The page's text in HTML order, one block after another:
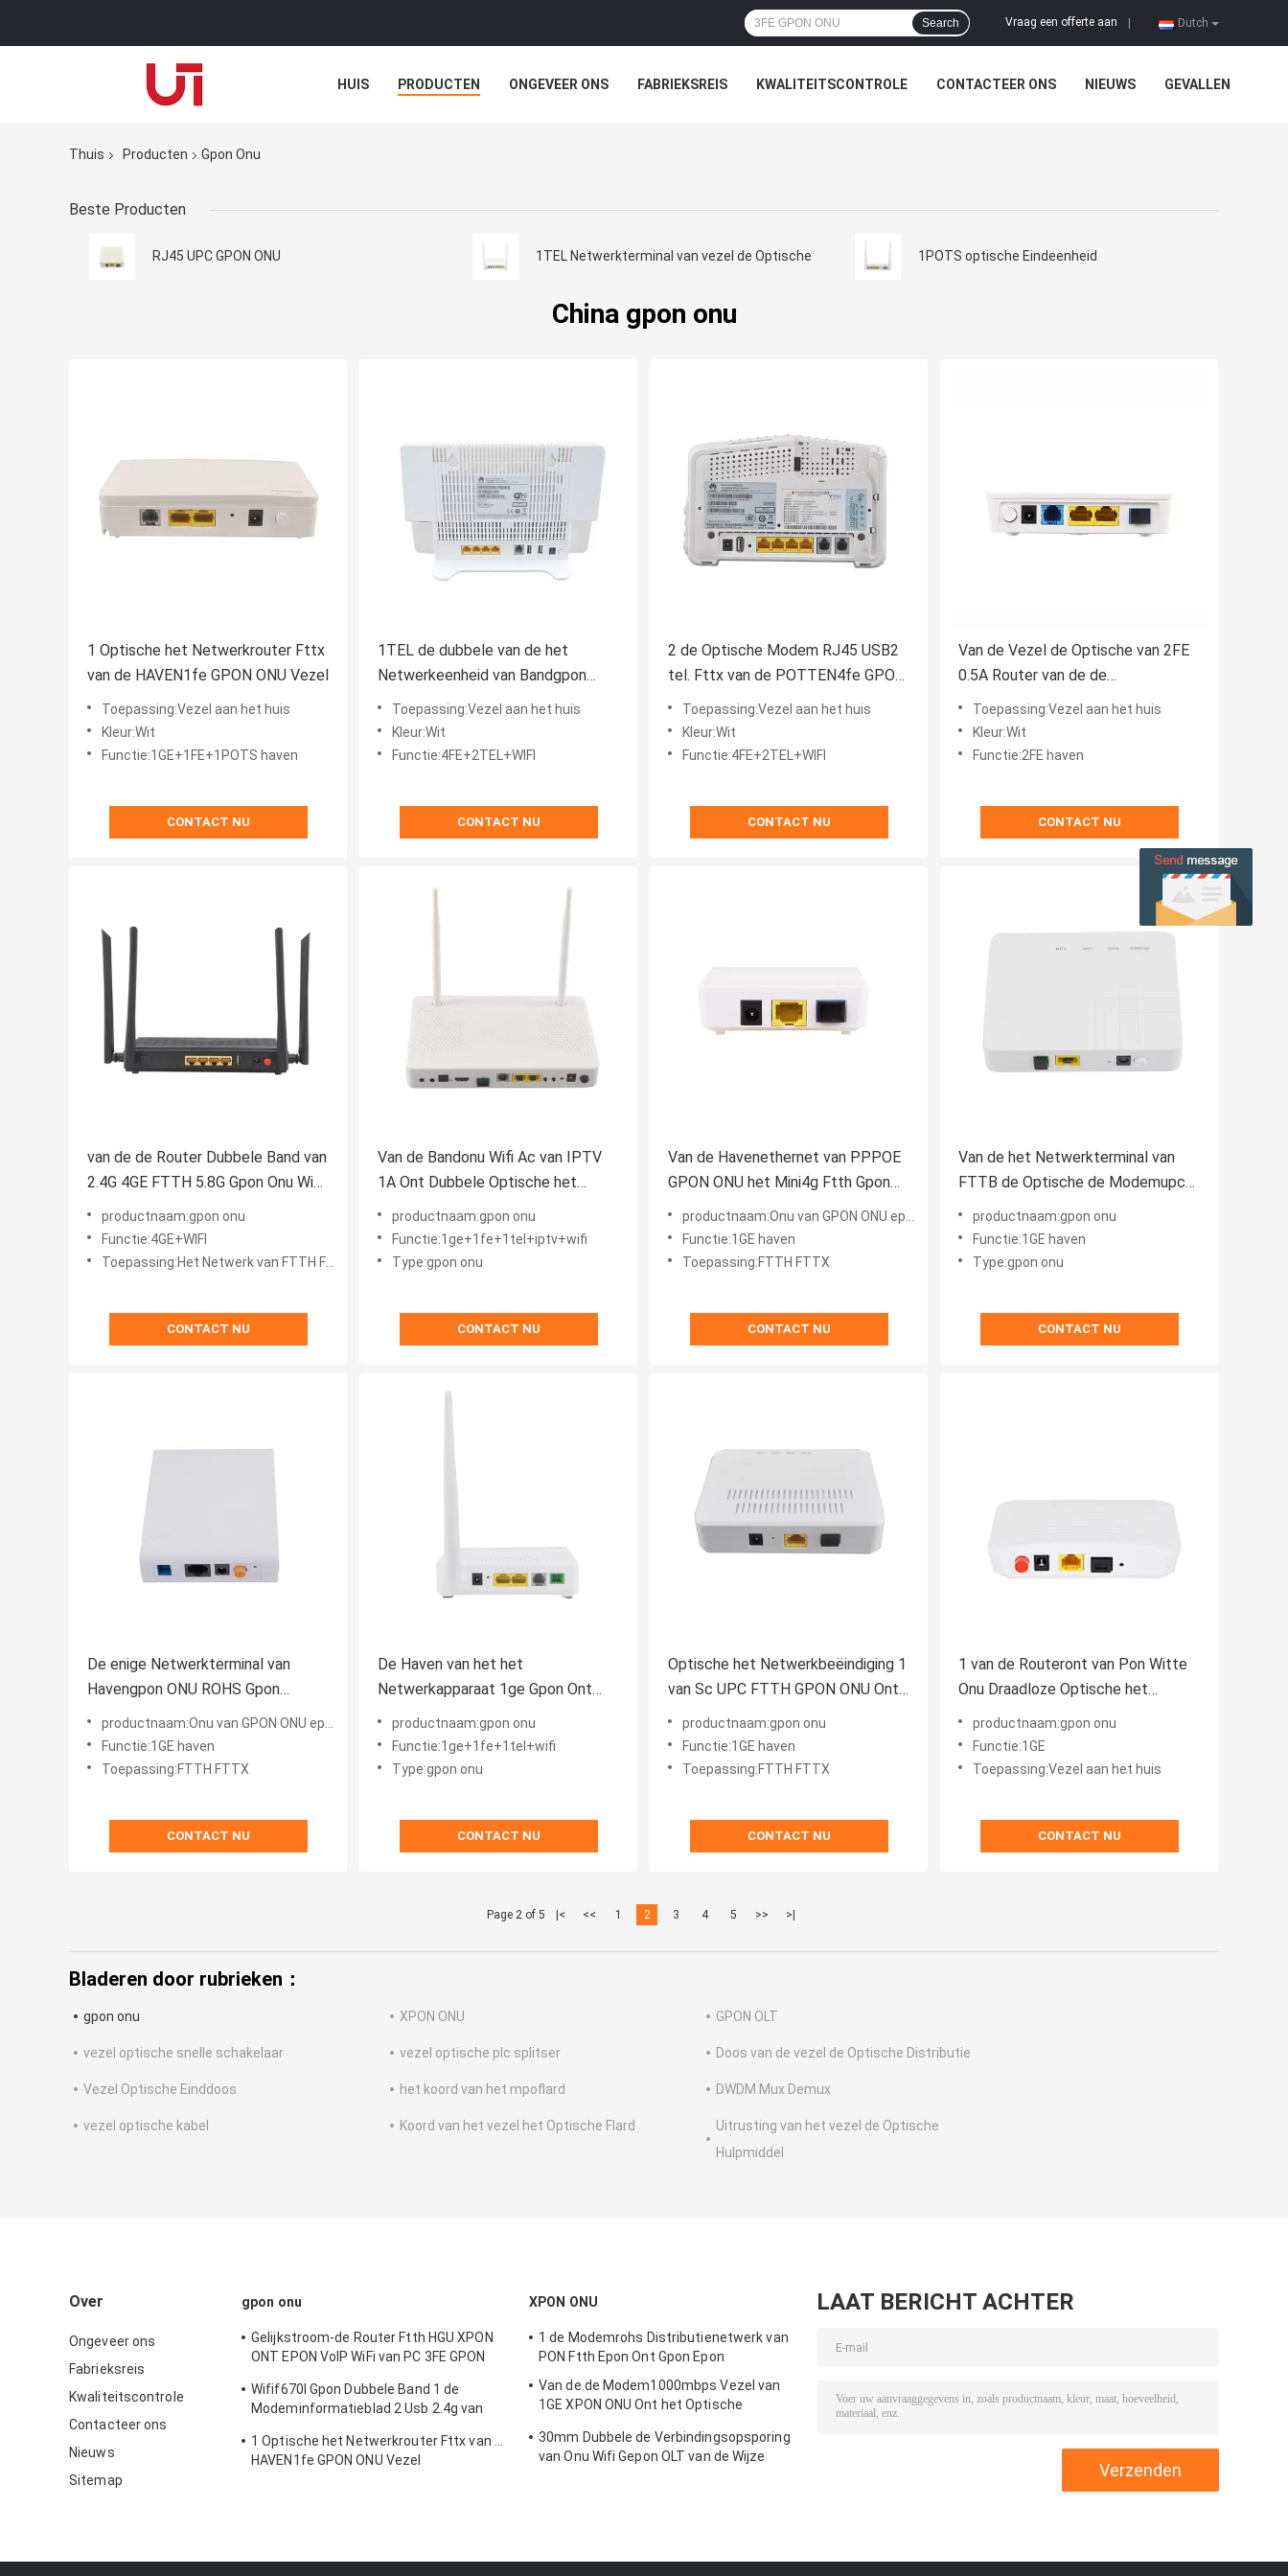
Dutch
Vraag een offerte aan
Search
HUIS PRODUCTEN ONGEVEER ONS FABRIEKSREIS KWALITEITSCONTROLE CONTACTEER ONS NIEUWS GEVALLEN
Thuis Producten Gpon Onu
Beste Producten
RJ45 UPC GPON ONU 1TEL Netwerkterminal van vezel de Optische 1POTS optische Eindeenheid
China gpon onu
1 Optische het Netwerkrouter Fttx
van de HAVEN1fe GPON ONU Vezel
Toepassing:Vezel aan het huis
Kleur:Wit
Functie:1GE+1FE+1POTS haven
CONTACT NU
1TEL de dubbele van de het
Netwerkeenheid van Bandgpon
Optische Modem Ont 2 USB 82mm
Toepassing:Vezel aan het huis
Kleur:Wit
Functie:4FE+2TEL+WIFI
CONTACT NU
2 de Optische Modem RJ45 USB2
tel. Fttx van de POTTEN4fe GPON
ONU Vezel
Toepassing:Vezel aan het huis
Kleur:Wit
Functie:4FE+2TEL+WIFI
CONTACT NU
Van de Vezel de Optische van 2FE
0.5A Router van de de
Netwerkterminalhgu Onu Vezel
Toepassing:Vezel aan het huis
Kleur:Wit
Functie:2FE haven
CONTACT NU
van de de Router Dubbele Band van
2.4G 4GE FTTH 5.8G Gpon Onu Wifi
AC 4 Haven
productnaam:gpon onu
Functie:4GE+WIFI
Toepassing:Het Netwerk van FTTH FTTB FTTX
CONTACT NU
Van de Bandonu Wifi Ac van IPTV
1A Ont Dubbele Optische het
Netwerkeenheid 2.488Gbps
productnaam:gpon onu
Functie:1ge+1fe+1tel+iptv+wifi
Type:gpon onu
CONTACT NU
Van de Havenethernet van PPPOE
GPON ONU het Mini4g Ftth Gpon
Epon Onu Olt 1ge Optische
Netwerk
productnaam:Onu van GPON ONU epon
Functie:1GE haven
Toepassing:FTTH FTTX
CONTACT NU
Van de het Netwerkterminal van
FTTB de Optische de Modemupc
Optische Modem van Sc Ont
productnaam:gpon onu
Functie:1GE haven
Type:gpon onu
CONTACT NU
De enige Netwerkterminal van
Havengpon ONU ROHS Gpon
Optische Epon ONT
productnaam:Onu van GPON ONU epon
Functie:1GE haven
Toepassing:FTTH FTTX
CONTACT NU
De Haven van het het
Netwerkapparaat 1ge Gpon Ont
Gigabit Ethernet van FTTH 1tel 1fe
Onu
productnaam:gpon onu
Functie:1ge+1fe+1tel+wifi
Type:gpon onu
CONTACT NU
Optische het Netwerkbeëindiging 1
van Sc UPC FTTH GPON ONU Ont
productnaam:gpon onu
Functie:1GE haven
Toepassing:FTTH FTTX
CONTACT NU
1 van de Routeront van Pon Witte
Onu Draadloze Optische het
Netwerkapc 0.5A
productnaam:gpon onu
Functie:1GE
Toepassing:Vezel aan het huis
CONTACT NU
Page 2 of 5 |< << 1 2 3 4 5 >> >|
Bladeren door rubrieken：
gpon onu XPON ONU GPON OLT
vezel optische snelle schakelaar vezel optische plc splitser Doos van de vezel de Optische Distributie
Vezel Optische Einddoos het koord van het mpoflard DWDM Mux Demux
vezel optische kabel Koord van het vezel het Optische Flard
Uitrusting van het vezel de Optische
Hulpmiddel
Over
Ongeveer ons
Fabrieksreis
Kwaliteitscontrole
Contacteer ons
Nieuws
Sitemap
gpon onu
Gelijkstroom-de Router Ftth HGU XPON
ONT EPON VoIP WiFi van PC 3FE GPON
Wifif670l Gpon Dubbele Band 1 de
Modeminformatieblad 2 Usb 2.4g van
1 Optische het Netwerkrouter Fttx van de
HAVEN1fe GPON ONU Vezel
XPON ONU
1 de Modemrohs Distributienetwerk van
PON Ftth Epon Ont Gpon Epon
Van de de Modem1000mbps Vezel van
1GE XPON ONU Ont het Optische
30mm Dubbele de Verbindingsopsporing
van Onu Wifi Gepon OLT van de Wijze
LAAT BERICHT ACHTER